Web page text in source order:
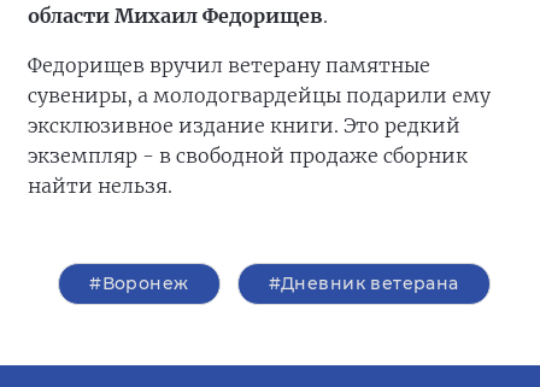
области Михаил Федорищев.
Федорищев вручил ветерану памятные
сувениры, а молодогвардейцы подарили ему
эксклюзивное издание книги. Это редкий
экземпляр - в свободной продаже сборник
найти нельзя.
#Воронеж #Дневник ветерана